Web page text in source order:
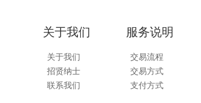
关于我们
关于我们
招贤纳士
联系我们
服务说明
交易流程
交易方式
支付方式